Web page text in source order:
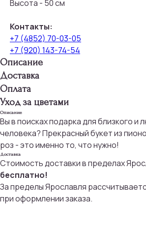
Высота - 50 см
Контакты:
+7 (4852) 70-03-05
+7 (920) 143-74-54
Описание
Доставка
Оплата
Уход за цветами
Описание
Вы в поисках подарка для близкого и
человека? Прекрасный букет из
роз - это именно то, что нужно!
Доставка
Стоимость доставки в пределах
бесплатно!
За пределы Ярославля
при оформлении заказа.